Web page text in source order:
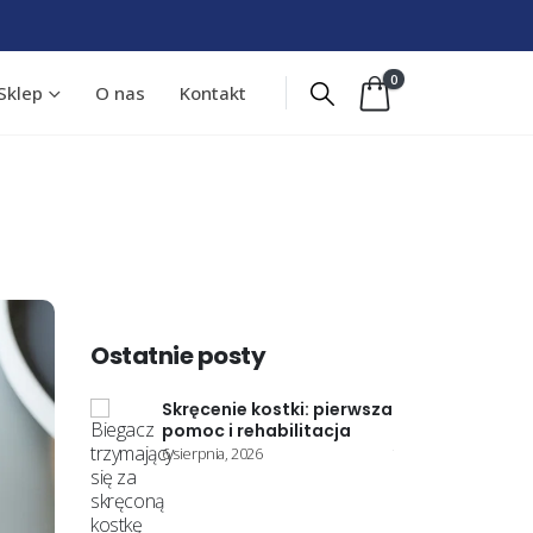
O nas Kontakt
0
Ostatnie posty
Woda w kolanie:
przyczyny i co robić
28 lipca, 2026